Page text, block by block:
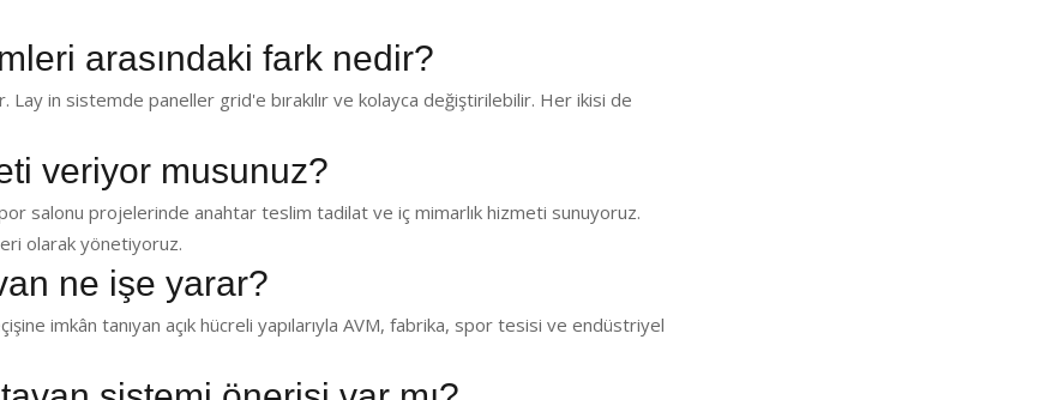
arasındaki fark nedir?
in sistemde paneller grid'e bırakılır ve kolayca değiştirilebilir. Her ikisi de
veriyor musunuz?
salonu projelerinde anahtar teslim tadilat ve iç mimarlık hizmeti sunuyoruz.
olarak yönetiyoruz.
ne işe yarar?
imkân tanıyan açık hücreli yapılarıyla AVM, fabrika, spor tesisi ve endüstriyel